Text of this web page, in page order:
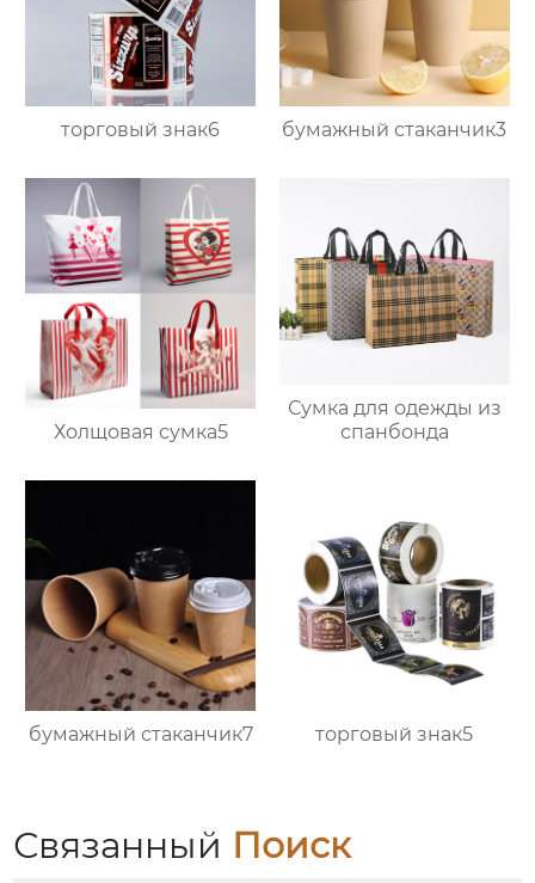
торговый знак6 бумажный стаканчик3
Холщовая сумка5
Сумка для одежды из
спанбонда
бумажный стаканчик7 торговый знак5
Связанный Поиск